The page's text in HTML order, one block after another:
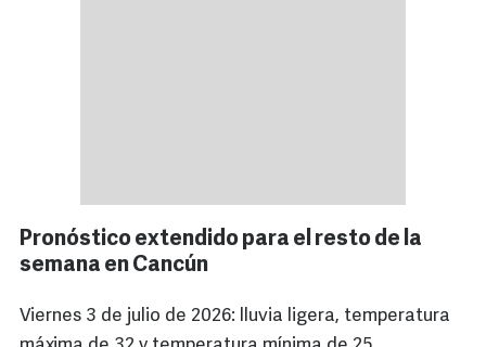
Pronóstico extendido para el resto de la
semana en Cancún
Viernes 3 de julio de 2026: lluvia ligera, temperatura